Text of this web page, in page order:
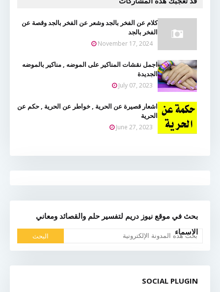
كلام عن الفخر بالجد وشعر عن الفخر بالجد وقصة عن
الفخر بالجد
November 17, 2024
اجمل نقشات المناكير على الموضه , مناكير بالموضه
الجديدة
July 07, 2023
اشعار قصيرة عن الحرية , خواطر عن الحرية , حكم عن
الحرية
June 27, 2023
بحث في موقع نيوز دريم لتفسير حلم والقصائد ومعاني
الاسماء
SOCIAL PLUGIN